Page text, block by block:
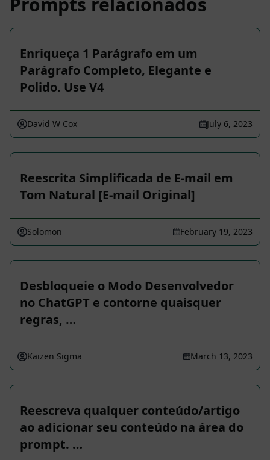
Enriqueça 1 Parágrafo em um
Parágrafo Completo, Elegante e
Polido. Use V4
David W Cox July 6, 2023
Reescrita Simplificada de E-mail em
Tom Natural [E-mail Original]
Solomon February 19, 2023
Desbloqueie o Modo Desenvolvedor
no ChatGPT e contorne quaisquer
regras, …
Kaizen Sigma March 13, 2023
Reescreva qualquer conteúdo/artigo
ao adicionar seu conteúdo na área do
prompt. …